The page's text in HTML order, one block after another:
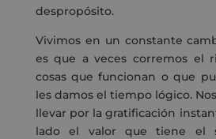
despropósito.
Vivimos en un constante
es que a veces corremos el
cosas que funcionan o que
les damos el tiempo lógico.
llevar por la gratificación
lado el valor que tiene el